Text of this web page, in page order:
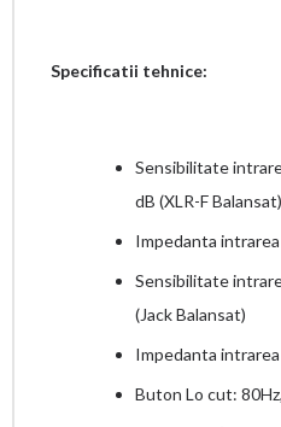
Specificatii tehnice:
Sensibilitate
dB (XLR-F Balansat)
Impedanta
Sensibilitate
(Jack Balansat)
Impedanta
Buton Lo cut: